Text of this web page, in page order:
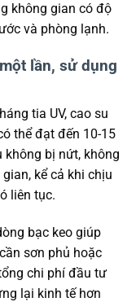
không gian có độ
và phòng lạnh.
lần, sử dụng
tia UV, cao su
thể đạt đến 10-15
không bị nứt, không
kể cả khi chịu
liên tục.
bạc keo giúp
sơn phủ hoặc
chi phí đầu tư
lại kinh tế hơn